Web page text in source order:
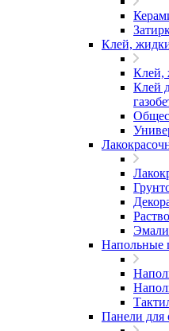
Клей,
Клей,
Клей
Эмали
Напольные
Панели для